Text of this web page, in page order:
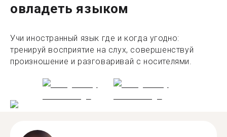
овладеть языком
Учи иностранный язык где и когда угодно:
тренируй восприятие на слух, совершенствуй
произношение и разговаривай с носителями.